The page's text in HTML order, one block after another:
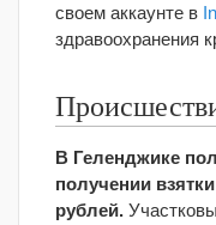
своем аккаунте в
здравоохранения
В Геленджике
получении
рублей.